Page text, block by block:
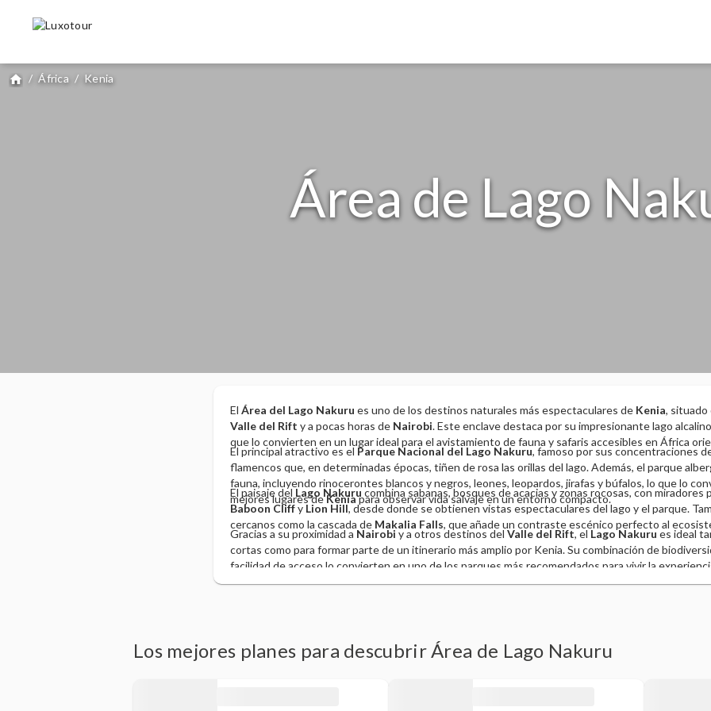
home / África / Kenia
Área de Lago
El Área del Lago Nakuru es uno de los destinos naturales más espectaculares de Kenia, situado
Valle del Rift y a pocas horas de Nairobi. Este enclave destaca por su impresionante lago
que lo convierten en un lugar ideal para el avistamiento de fauna y safaris accesibles en África
El principal atractivo es el Parque Nacional del Lago Nakuru, famoso por sus concentraciones
flamencos que, en determinadas épocas, tiñen de rosa las orillas del lago. Además, el parque
fauna, incluyendo rinocerontes blancos y negros, leones, leopardos, jirafas y búfalos, lo que lo
mejores lugares deKeniapara observar vida salvaje en un entorno compacto.
El paisaje del Lago Nakuru combina sabanas, bosques de acacias y zonas rocosas, con miradores
Baboon Cliffy Lion Hill, desde donde se obtienen vistas espectaculares del lago y el parque.
cercanos como la cascada de Makalia Falls, que añade un contraste escénico perfecto al
Gracias a su proximidad a Nairobi y a otros destinos del Valle del Rift, el Lago Nakuru es ideal
cortas como para formar parte de un itinerario más amplio por Kenia. Su combinación de
facilidad de acceso lo convierten en uno de los parques más recomendados para vivir la
Los mejores planes para descubrir Área de Lago Nakuru